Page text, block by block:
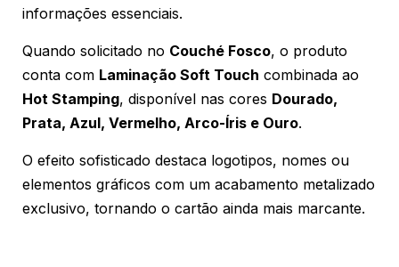
informações essenciais.
Quando solicitado no Couché Fosco, o produto
conta com Laminação Soft Touch combinada ao
Hot Stamping, disponível nas cores Dourado,
Prata, Azul, Vermelho, Arco-Íris e Ouro.
O efeito sofisticado destaca logotipos, nomes ou
elementos gráficos com um acabamento metalizado
exclusivo, tornando o cartão ainda mais marcante.